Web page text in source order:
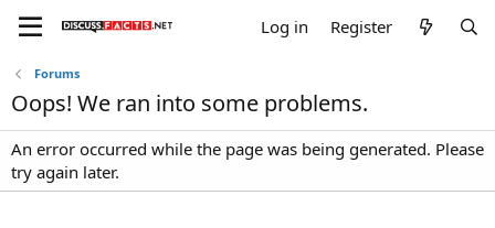
Log in Register
Forums
Oops! We ran into some problems.
An error occurred while the page was being generated. Please
try again later.